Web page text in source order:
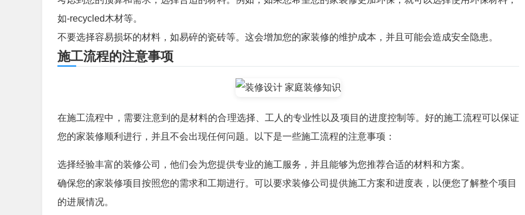
如-recycled木材等。
不要选择容易损坏的材料，如易碎的瓷砖等。这会增加您的家装修的维护成本，并且可能会造成安全隐患。
施工流程的注意事项
在施工流程中，需要注意到的是材料的合理选择、工人的专业性以及项目的进度控制等。好的施工流程可以保证
您的家装修顺利进行，并且不会出现任何问题。以下是一些施工流程的注意事项：
选择经验丰富的装修公司，他们会为您提供专业的施工服务，并且能够为您推荐合适的材料和方案。
确保您的家装修项目按照您的需求和工期进行。可以要求装修公司提供施工方案和进度表，以便您了解整个项目
的进展情况。